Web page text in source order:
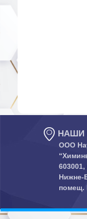
НАШИ
ООО
Нижне-
помещ.